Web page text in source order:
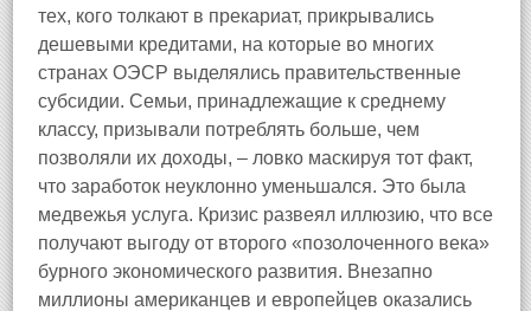
тех, кого толкают в прекариат, прикрывались
дешевыми кредитами, на которые во многих
странах ОЭСР выделялись правительственные
субсидии. Семьи, принадлежащие к среднему
классу, призывали потреблять больше, чем
позволяли их доходы, – ловко маскируя тот факт,
что заработок неуклонно уменьшался. Это была
медвежья услуга. Кризис развеял иллюзию, что все
получают выгоду от второго «позолоченного века»
бурного экономического развития. Внезапно
миллионы американцев и европейцев оказались